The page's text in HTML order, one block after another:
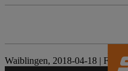
Waiblingen, 2018-04-18 |